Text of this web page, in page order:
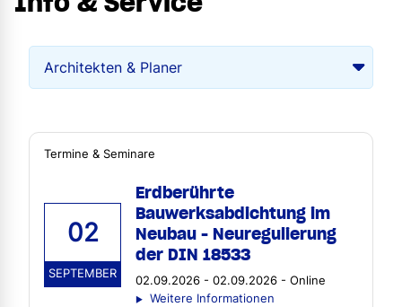
Termine & Seminare
02
SEPTEMBER
Erdberührte
Bauwerksabdichtung im
Neubau - Neuregulierung
der DIN 18533
02.09.2026 - 02.09.2026 - Online
Weitere Informationen